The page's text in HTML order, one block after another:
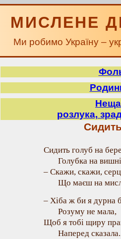
МИСЛЕНЕ
Ми робимо Україну –
розлука,
Сидить голуб на
Голубка на
– Скажи, скажи,
Що маєш на
– Хіба ж би я дурна
Розуму не мала,
Щоб я тобі щиру
Наперед сказала.